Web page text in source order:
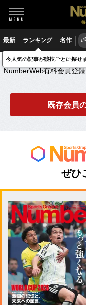
最新 ランキング 名作 #
NumberWeb有料会員登録・ロ
NumberWeb有料会員登
既存会員
ぜひ
今人気の記事が競技ごとに探せ